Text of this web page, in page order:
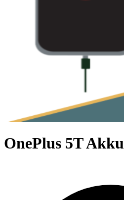
OnePlus 5T